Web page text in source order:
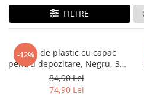
Oale
Organizare
Razatori
Servire
FILTRE
-12%
Cutie de plastic cu capac
pentru depozitare, Negru, 30
litri
84,90 Lei
74,90 Lei